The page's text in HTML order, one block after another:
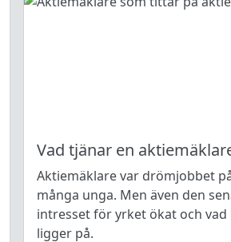
Vad tjänar en
Aktiemäklare var drömjobbet
många unga. Men även den
intresset för yrket ökat och vad
ligger på.